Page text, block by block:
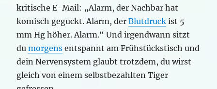
kritische E-Mail: „Alarm, der Nachbar hat
komisch geguckt. Alarm, derBlutdruck ist 5
mm Hg höher. Alarm.“ Und irgendwann sitzt
dumorgens entspannt am Frühstückstisch und
dein Nervensystem glaubt trotzdem, du wirst
gleich von einem selbstbezahlten Tiger